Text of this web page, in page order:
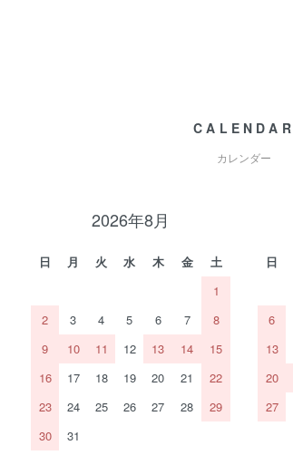
CALENDAR
カレンダー
2026年8月
日 月 火 水 木 金
土
1
2
3 4 5 6 7
8
9
10 11 12 13 14
15
16
17 18 19 20 21
22
23
24 25 26 27 28
29
30
31
日
6
13
20
27